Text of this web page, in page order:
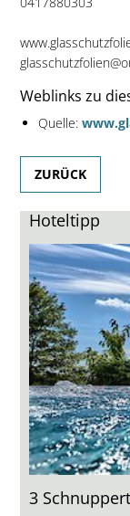
Weblinks zu
Quelle:
ZURÜCK
Hoteltipp
3